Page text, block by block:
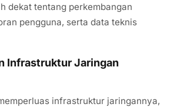
dekat tentang perkembangan
pengguna, serta data teknis
Infrastruktur Jaringan
infrastruktur jaringannya,